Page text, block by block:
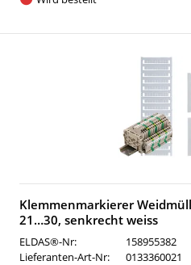
Klemmenmarkierer
21…30, senkrecht weiss
ELDAS®-Nr:
158955382
Lieferanten-Art-Nr:
0133360021